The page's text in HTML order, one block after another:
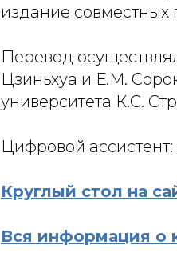
издание совместных
Перевод
Цзиньхуа и Е.М.
университета К.С.
Цифровой
Круглый стол на
Вся информация о